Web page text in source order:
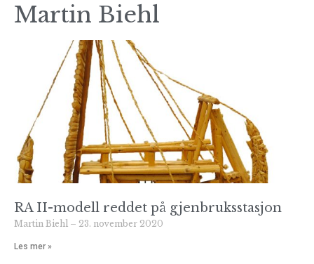
Martin Biehl
RA II-modell reddet på gjenbruksstasjon
Martin Biehl 23. november 2020
Les mer »